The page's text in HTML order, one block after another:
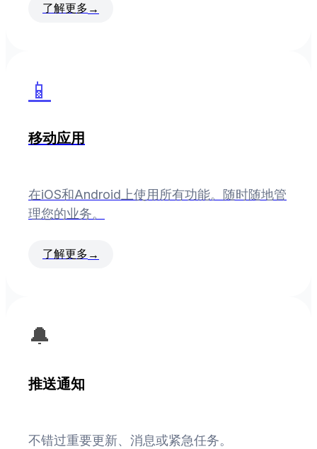
了解更多 →
📱
移动应用
在iOS和Android上使用所有功能。随时随地管
理您的业务。
了解更多 →
🔔
推送通知
不错过重要更新、消息或紧急任务。